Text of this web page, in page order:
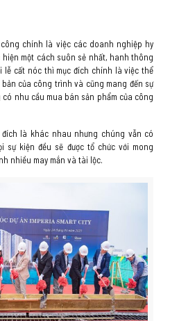
chính là việc các doanh nghiệp hy
một cách suôn sẻ nhất, hanh thông
lễ cất nóc thì mục đích chính là việc thể
của công trình và cũng mang đến sự
nhu cầu mua bán sản phẩm của công
là khác nhau nhưng chúng vẫn có
sự kiện đều sẽ được tổ chức với mong
nhiều may mắn và tài lộc.